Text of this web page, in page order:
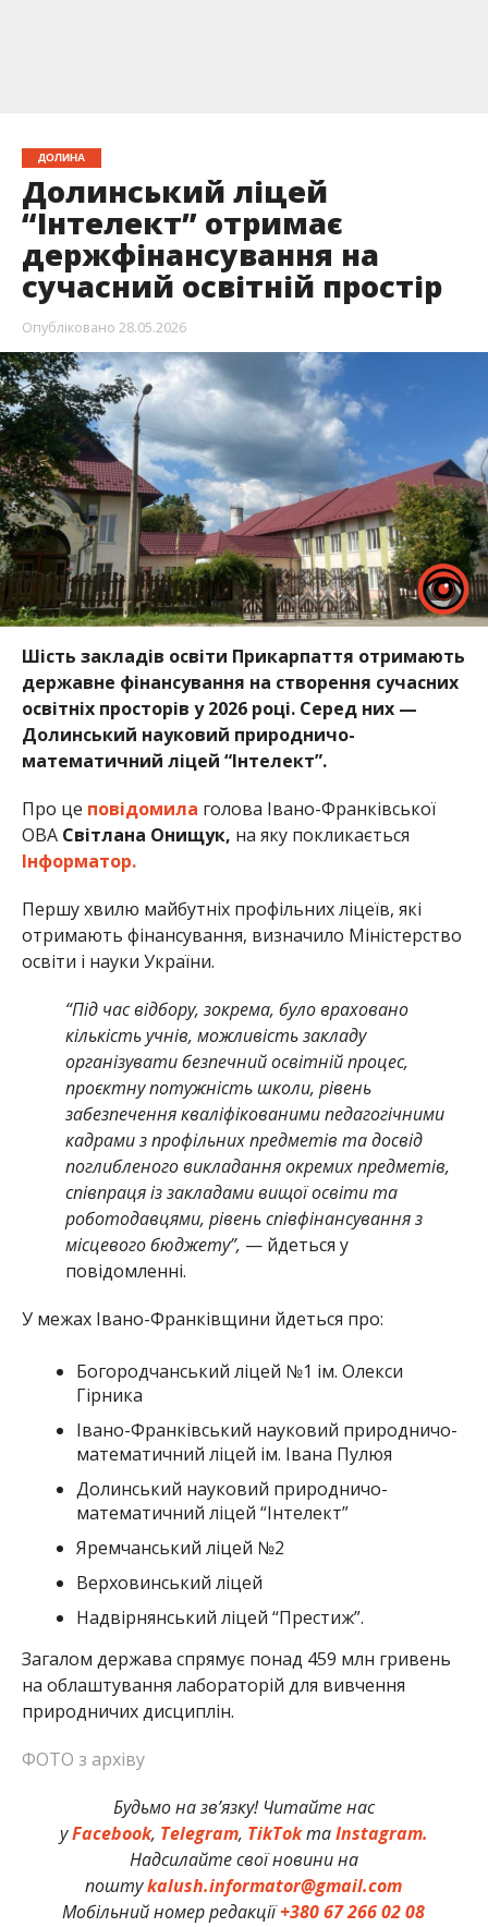
ДОЛИНА
Долинський ліцей
“Інтелект” отримає
держфінансування на
сучасний освітній простір
Опубліковано 28.05.2026
Шість закладів освіти Прикарпаття отримають
державне фінансування на створення сучасних
освітніх просторів у 2026 році. Серед них —
Долинський науковий природничо-
математичний ліцей “Інтелект”.
Про це повідомила голова Івано-Франківської
ОВАСвітлана Онищук, на яку покликається
Інформатор.
Першу хвилю майбутніх профільних ліцеїв, які
отримають фінансування, визначило Міністерство
освіти і науки України.
“Під час відбору, зокрема, було враховано
кількість учнів, можливість закладу
організувати безпечний освітній процес,
проєктну потужність школи, рівень
забезпечення кваліфікованими педагогічними
кадрами з профільних предметів та досвід
поглибленого викладання окремих предметів,
співпраця із закладами вищої освіти та
роботодавцями, рівень співфінансування з
місцевого бюджету”, — йдеться у
повідомленні.
У межах Івано-Франківщини йдеться про:
Богородчанський ліцей №1 ім. Олекси
Гірника
Івано-Франківський науковий природничо-
математичний ліцей ім. Івана Пулюя
Долинський науковий природничо-
математичний ліцей “Інтелект”
Яремчанський ліцей №2
Верховинський ліцей
Надвірнянський ліцей “Престиж”.
Загалом держава спрямує понад 459 млн гривень
на облаштування лабораторій для вивчення
природничих дисциплін.
ФОТО з архіву
Будьмо на зв’язку! Читайте нас
уFacebook, Telegram, TikTokтаInstagram.
Надсилайте свої новини на
поштуkalush.informator@gmail.com
Мобільний номер редакції+380 67 266 02 08